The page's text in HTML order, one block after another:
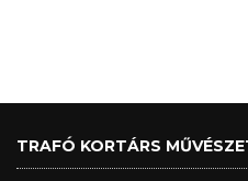
TRAFÓ KORTÁRS